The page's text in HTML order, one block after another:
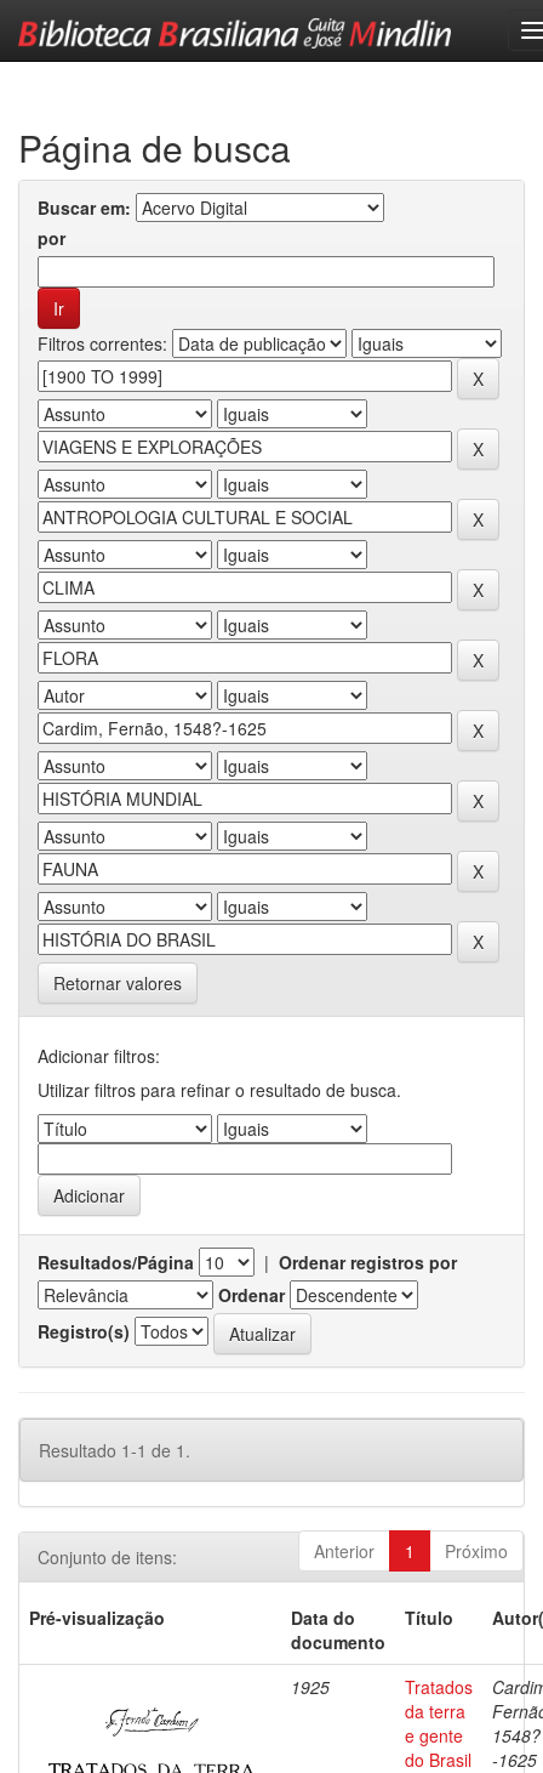
Página de busca
Buscar em:
por
Filtros correntes:
Retornar valores
Adicionar filtros:
Utilizar filtros para refinar o resultado de busca.
Resultados/Página | Ordenar registros por
Ordenar
Registro(s)
Resultado 1-1 de 1.
Anterior 1 Próximo
Conjunto de itens:
Pré-visualização
Data do
documento
Título
1925
Tratados
da terra
e gente
do Brasil
1548?
-1625